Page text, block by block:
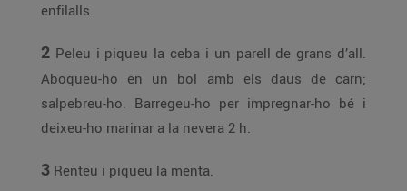
enfilalls.
2 Peleu i piqueu la ceba i un parell de grans d’all.
Aboqueu-ho en un bol amb els daus de carn;
salpebreu-ho. Barregeu-ho per impregnar-ho bé i
deixeu-ho marinar a la nevera 2 h.
3 Renteu i piqueu la menta.